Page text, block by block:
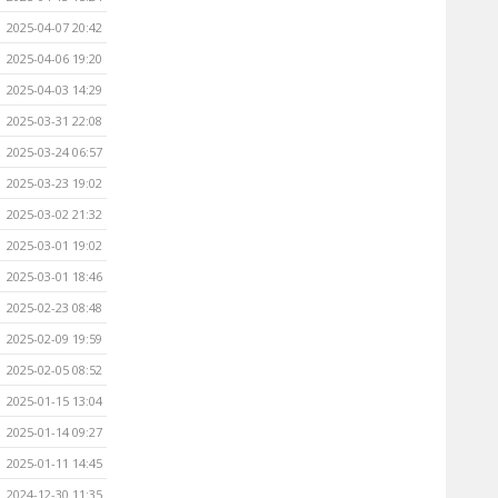
2025-04-07 20:42
2025-04-06 19:20
2025-04-03 14:29
2025-03-31 22:08
2025-03-24 06:57
2025-03-23 19:02
2025-03-02 21:32
2025-03-01 19:02
2025-03-01 18:46
2025-02-23 08:48
2025-02-09 19:59
2025-02-05 08:52
2025-01-15 13:04
2025-01-14 09:27
2025-01-11 14:45
2024-12-30 11:35